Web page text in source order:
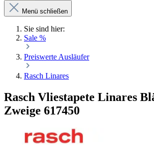
Menü schließen
Sie sind hier:
Sale %
Preiswerte Ausläufer
Rasch Linares
Rasch Vliestapete Linares
Zweige 617450